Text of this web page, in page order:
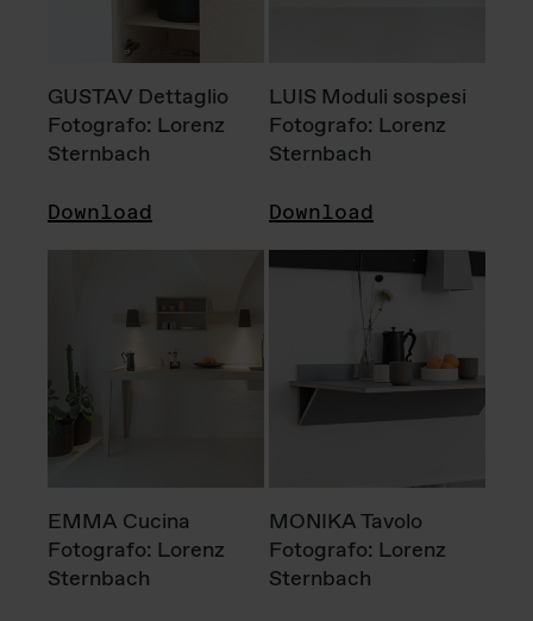
GUSTAV Dettaglio
Fotografo: Lorenz
Sternbach
Download
LUIS Moduli sospesi
Fotografo: Lorenz
Sternbach
Download
EMMA Cucina
Fotografo: Lorenz
Sternbach
MONIKA Tavolo
Fotografo: Lorenz
Sternbach